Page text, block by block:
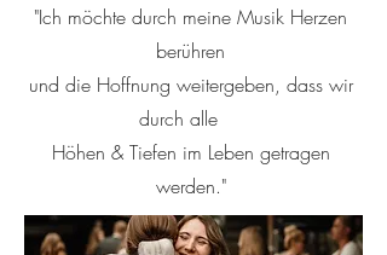
"Ich möchte durch meine Musik Herzen
berühren
und die Hoffnung weitergeben, dass wir
durch alle
Höhen & Tiefen im Leben getragen
werden."